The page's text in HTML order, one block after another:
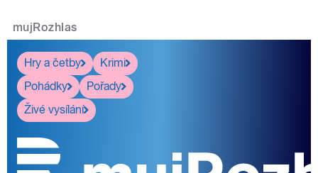
mujRozhlas
Hry a četby
Krimi
Pohádky
Pořady
Živé vysílání